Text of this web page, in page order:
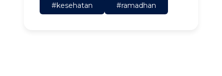
#kesehatan
#ramadhan